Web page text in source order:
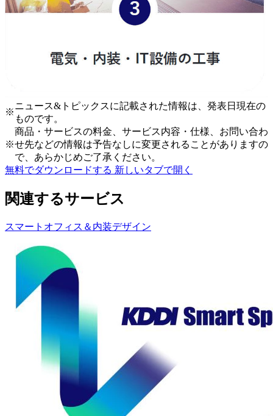
※
ニュース&トピックスに記載された情報は、発表日現在の
ものです。
※
商品・サービスの料金、サービス内容・仕様、お問い合わ
せ先などの情報は予告なしに変更されることがありますの
で、あらかじめご了承ください。
無料でダウンロードする 新しいタブで開く
関連するサービス
スマートオフィス＆内装デザイン